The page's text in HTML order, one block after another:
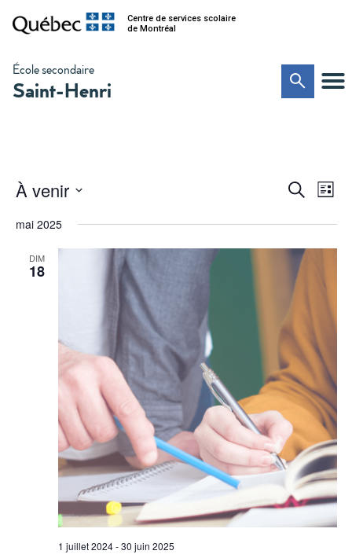
Centre de services scolaire
de Montréal
École secondaire
Saint-Henri
et
de
vues
Recherche
de
Liste
À venir
une
mai 2025
DIM
18
1 juillet 2024-30 juin 2025